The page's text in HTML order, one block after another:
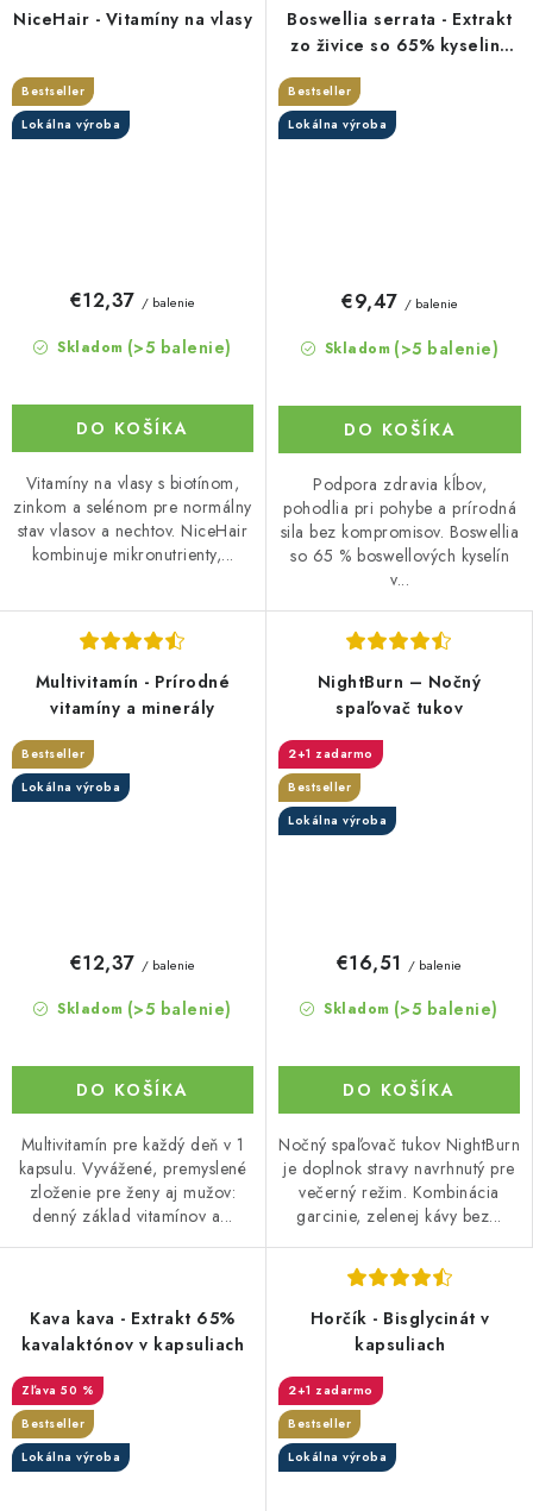
NiceHair - Vitamíny na vlasy
Bestseller
Lokálna výroba
Skladom (>5 balenie)
€12,37 / balenie
DO KOŠÍKA
Vitamíny na vlasy s biotínom,
zinkom a selénom pre normálny
stav vlasov a nechtov. NiceHair
kombinuje mikronutrienty,...
Boswellia serrata - Extrakt
zo živice so 65% kyseliny
boswelovej v kapsuliach
Bestseller
Lokálna výroba
Skladom (>5 balenie)
€9,47 / balenie
DO KOŠÍKA
Podpora zdravia kĺbov,
pohodlia pri pohybe a prírodná
sila bez kompromisov. Boswellia
so 65 % boswellových kyselín
v...
Multivitamín - Prírodné
vitamíny a minerály
Bestseller
Lokálna výroba
Skladom (>5 balenie)
€12,37 / balenie
DO KOŠÍKA
Multivitamín pre každý deň v 1
kapsulu. Vyvážené, premyslené
zloženie pre ženy aj mužov:
denný základ vitamínov a...
NightBurn – Nočný
spaľovač tukov
2+1 zadarmo
Bestseller
Lokálna výroba
Skladom (>5 balenie)
€16,51 / balenie
DO KOŠÍKA
Nočný spaľovač tukov NightBurn
je doplnok stravy navrhnutý pre
večerný režim. Kombinácia
garcinie, zelenej kávy bez...
Kava kava - Extrakt 65%
kavalaktónov v kapsuliach
50 %
Bestseller
Lokálna výroba
Horčík - Bisglycinát v
kapsuliach
2+1 zadarmo
Bestseller
Lokálna výroba